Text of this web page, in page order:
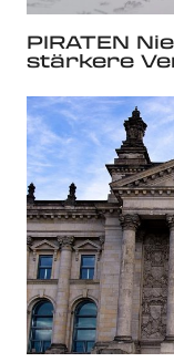
PIRATEN
stärkere